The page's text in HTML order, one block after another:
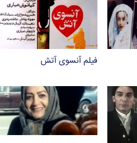
فیلم آنسوی آتش